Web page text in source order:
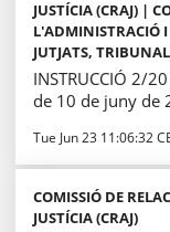
JUSTÍCIA (CRAJ) |
L'ADMINISTRACIÓ I
JUTJATS,
INSTRUCCIÓ 2/
de 10 de juny de
Tue Jun 23 11:06:32
COMISSIÓ DE
JUSTÍCIA (CRAJ)